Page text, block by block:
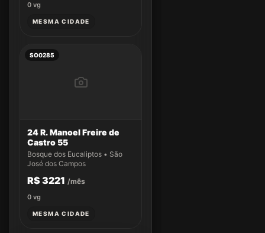
0 vg
MESMA CIDADE
SO0285
24 R. Manoel Freire de
Castro 55
Bosque dos Eucaliptos • São
José dos Campos
R$ 3221 /mês
0 vg
MESMA CIDADE